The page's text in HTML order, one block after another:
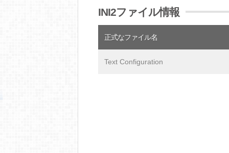
INI2ファイル情報
正式なファイル名
Text Configuration